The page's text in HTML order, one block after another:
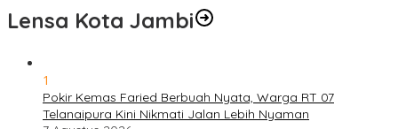
Lensa Kota Jambi
1
Pokir Kemas Faried Berbuah Nyata, Warga RT 07
Telanaipura Kini Nikmati Jalan Lebih Nyaman